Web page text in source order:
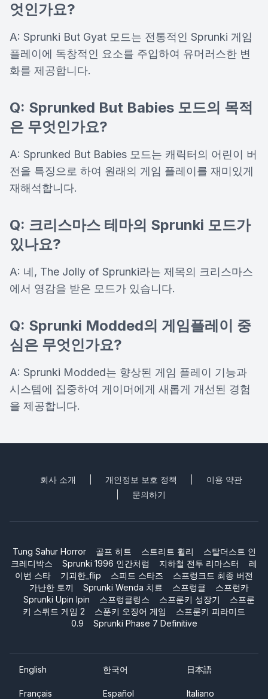
엇인가요?
A: Sprunki But Gyat 모드는 전통적인 Sprunki 게임
플레이에 독창적인 요소를 주입하여 유머러스한 변
화를 제공합니다.
Q: Sprunked But Babies 모드의 목적
은 무엇인가요?
A: Sprunked But Babies 모드는 캐릭터의 어린이 버
전을 특징으로 하여 원래의 게임 플레이를 재미있게
재해석합니다.
Q: 크리스마스 테마의 Sprunki 모드가
있나요?
A: 네, The Jolly of Sprunki라는 제목의 크리스마스
에서 영감을 받은 모드가 있습니다.
Q: Sprunki Modded의 게임플레이 중
심은 무엇인가요?
A: Sprunki Modded는 향상된 게임 플레이 기능과
시스템에 집중하여 게이머에게 새롭게 개선된 경험
을 제공합니다.
회사 소개 개인정보 보호 정책
이용 약관
문의하기
Tung Sahur Horror 골프 히트 스트리트 휠리
스탈더스트 인
크레디박스
Sprunki 1996 인간처럼 지하철 전투 리마스터
레
이번 스타
기괴한_flip 스피드 스타즈
스프렁크드 최종 버전
가난한 토끼
Sprunki Wenda 치료 스프렁클
스프런카
Sprunki Upin Ipin
스프렁클링스 스프룬키 성장기
스프룬
키 스퀴드 게임 2
스푼키 오징어 게임
스프룬키 피라미드
0.9
Sprunki Phase 7 Definitive
English 한국어 日本語
Français Español Italiano